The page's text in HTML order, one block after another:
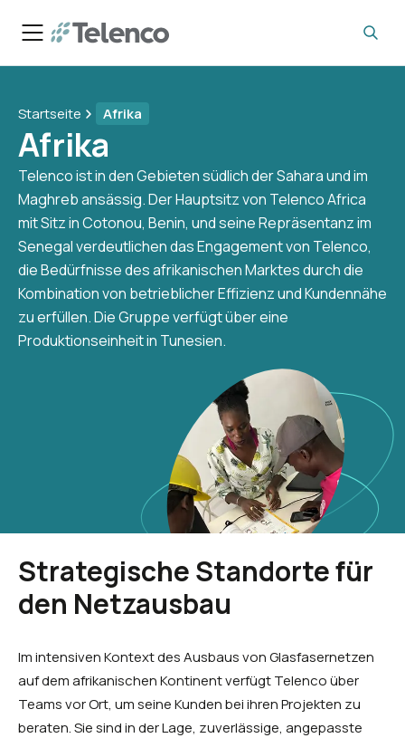
Startseite Afrika
Afrika
Telenco ist in den Gebieten südlich der Sahara und im
Maghreb ansässig. Der Hauptsitz von Telenco Africa
mit Sitz in Cotonou, Benin, und seine Repräsentanz im
Senegal verdeutlichen das Engagement von Telenco,
die Bedürfnisse des afrikanischen Marktes durch die
Kombination von betrieblicher Effizienz und Kundennähe
zu erfüllen. Die Gruppe verfügt über eine
Produktionseinheit in Tunesien.
Strategische Standorte für
den Netzausbau
Im intensiven Kontext des Ausbaus von Glasfasernetzen
auf dem afrikanischen Kontinent verfügt Telenco über
Teams vor Ort, um seine Kunden bei ihren Projekten zu
beraten. Sie sind in der Lage, zuverlässige, angepasste